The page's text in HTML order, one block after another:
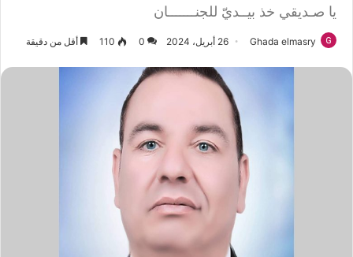
يا صـديقي خذ بيــديّ للجنـــــــان
Ghada elmasry 26 أبريل، 2024 0
110 أقل من دقيقة